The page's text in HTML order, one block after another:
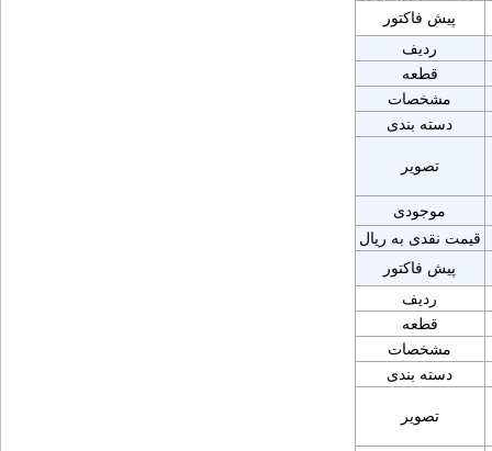
پیش فاکتور
ردیف
قطعه
مشخصات
دسته بندی
تصویر
موجودی
قیمت نقدی به ریال
پیش فاکتور
ردیف
قطعه
مشخصات
دسته بندی
تصویر